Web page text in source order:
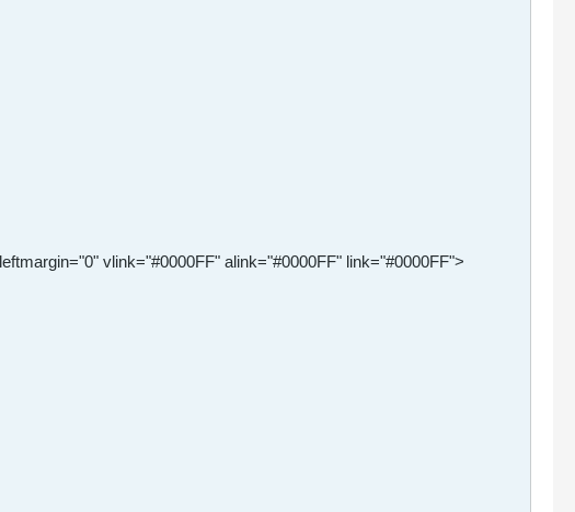
vlink="#0000FF" alink="#0000FF" link="#0000FF">